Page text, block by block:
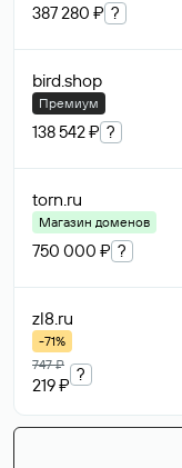
387 280 ₽ ?
bird.shop
Премиум
138 542 ₽ ?
torn.ru
Магазин доменов
750 000 ₽ ?
zl8.ru
-71%
747 ₽
219 ₽
?